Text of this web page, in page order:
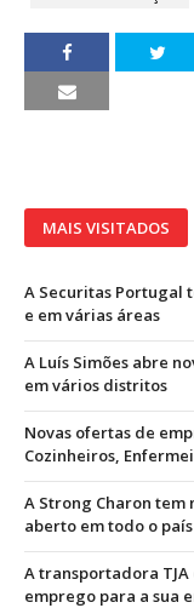
MAIS VISITADOS
A Securitas Portugal
e em várias áreas
A Luís Simões abre
em vários distritos
Novas ofertas de
Cozinheiros,
A Strong Charon
aberto em todo o país
A transportadora
emprego para a sua